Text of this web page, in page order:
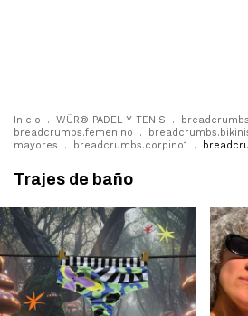
Inicio . WÜR® PADEL Y TENIS .
breadcrumbs.femenino
.
mayores
. breadcrumbs.corpino1 .
Trajes de baño